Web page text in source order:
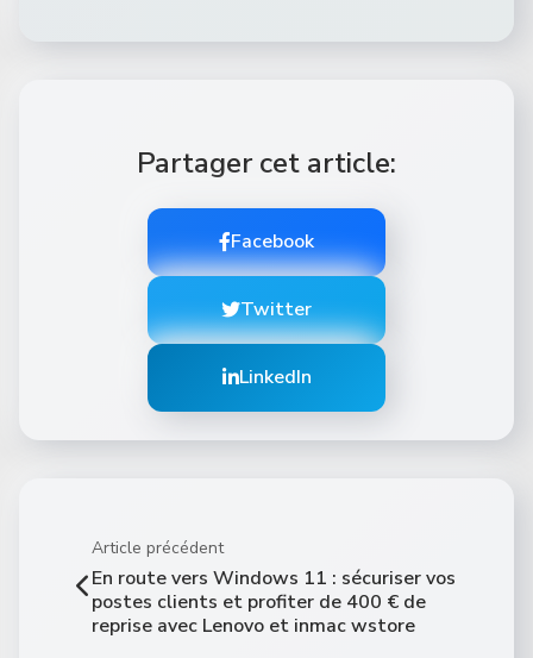
Partager cet article:
Facebook
Twitter
LinkedIn
Article précédent
En route vers Windows 11 : sécuriser vos
postes clients et profiter de 400 € de
reprise avec Lenovo et inmac wstore